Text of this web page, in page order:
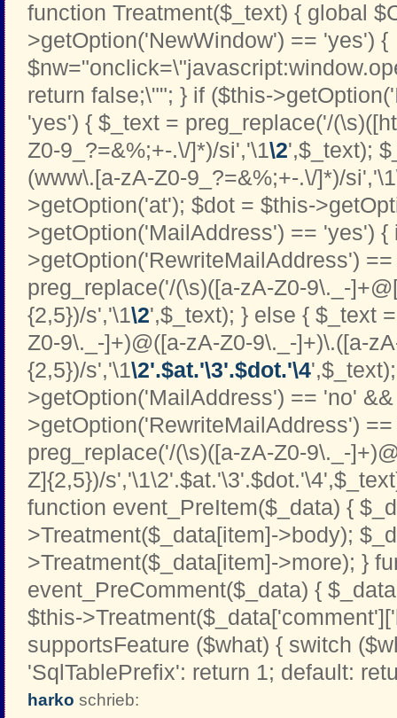
function Treatment($_text) { global
>getOption('NewWindow') == 'yes') {
return false;\""; } if ($this-
'yes') { $_text = preg_replace('/
Z0-9_?=&%;+-.\/]*)/si','\1\2',$_text);
(www\.[a-zA-Z0-9_?=&%;+-.\/]*)/si','\1
>getOption('at'); $dot = $this-
>getOption('MailAddress') == 'yes') {
>getOption('RewriteMailAddress')
preg_replace('/(\s)([a-zA-Z0-9\._-
{2,5})/s','\1\2',$_text); } else { $_text
Z0-9\._-]+)@([a-zA-Z0-9\._-]+)\.([a-
{2,5})/s','\1\2'.$at.'\3'.$dot.'\4
>getOption('MailAddress') == 'no'
>getOption('RewriteMailAddress')
preg_replace('/(\s)([a-zA-Z0-9\._-
Z]{2,5})/
function event_PreItem($_data) {
>Treatment($_data[item]->body);
>Treatment($_data[item]->more); }
event_PreComment($_data) {
$this-
supportsFeature ($what) { switch
'SqlTablePrefix': return 1; default:
harko schrieb: